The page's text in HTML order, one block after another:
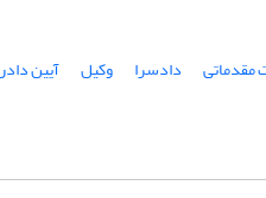
مقدماتی دادسرا وکیل
آیین